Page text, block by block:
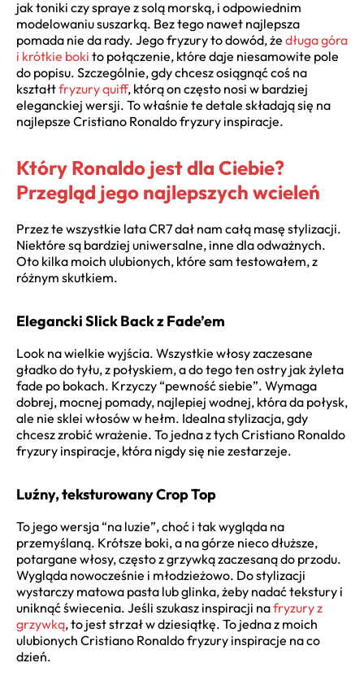
jak toniki czy spraye z solą morską, i odpowiednim
modelowaniu suszarką. Bez tego nawet najlepsza
pomada nie da rady. Jego fryzury to dowód, że długa góra
i krótkie boki to połączenie, które daje niesamowite pole
do popisu. Szczególnie, gdy chcesz osiągnąć coś na
kształtfryzury quiff, którą on często nosi w bardziej
eleganckiej wersji. To właśnie te detale składają się na
najlepsze Cristiano Ronaldo fryzury inspiracje.
Który Ronaldo jest dla Ciebie?
Przegląd jego najlepszych wcieleń
Przez te wszystkie lata CR7 dał nam całą masę stylizacji.
Niektóre są bardziej uniwersalne, inne dla odważnych.
Oto kilka moich ulubionych, które sam testowałem, z
różnym skutkiem.
Elegancki Slick Back z Fade’em
Look na wielkie wyjścia. Wszystkie włosy zaczesane
gładko do tyłu, z połyskiem, a do tego ten ostry jak żyleta
fade po bokach. Krzyczy “pewność siebie”. Wymaga
dobrej, mocnej pomady, najlepiej wodnej, która da połysk,
ale nie sklei włosów w hełm. Idealna stylizacja, gdy
chcesz zrobić wrażenie. To jedna z tych Cristiano Ronaldo
fryzury inspiracje, która nigdy się nie zestarzeje.
Luźny, teksturowany Crop Top
To jego wersja “na luzie”, choć i tak wygląda na
przemyślaną. Krótsze boki, a na górze nieco dłuższe,
potargane włosy, często z grzywką zaczesaną do przodu.
Wygląda nowocześnie i młodzieżowo. Do stylizacji
wystarczy matowa pasta lub glinka, żeby nadać tekstury i
uniknąć świecenia. Jeśli szukasz inspiracji nafryzury z
grzywką, to jest strzał w dziesiątkę. To jedna z moich
ulubionych Cristiano Ronaldo fryzury inspiracje na co
dzień.